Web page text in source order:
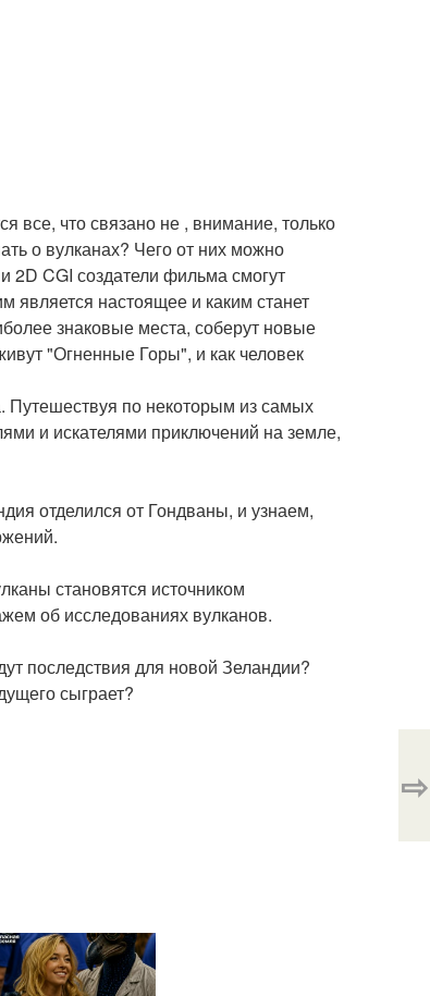
все, что связано не , внимание, только
о вулканах? Чего от них можно
2D CGI создатели фильма смогут
является настоящее и каким станет
знаковые места, соберут новые
"Огненные Горы", и как человек
по некоторым из самых
и искателями приключений на земле,
отделился от Гондваны, и узнаем,
становятся источником
об исследованиях вулканов.
последствия для новой Зеландии?
сыграет?
⇨